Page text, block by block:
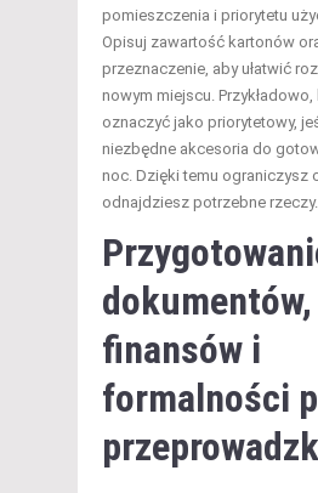
pomieszczenia i priorytetu
Opisuj zawartość kartonów
przeznaczenie, aby ułatwić
nowym miejscu. Przykładowo,
oznaczyć jako priorytetowy,
niezbędne akcesoria do
noc. Dzięki temu ograniczysz
odnajdziesz potrzebne rzeczy.
dokumentów,
finansów i
formalności